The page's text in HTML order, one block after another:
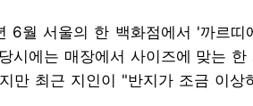
6월 서울의 한 백화점에서 '까르
시에는 매장에서 사이즈에 맞는
만 최근 지인이 "반지가 조금 이상